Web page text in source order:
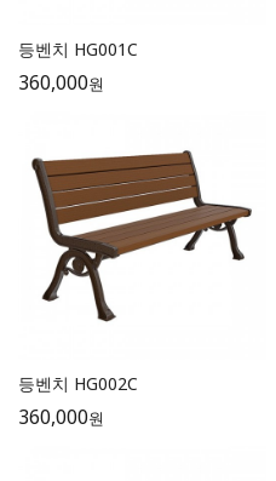
등벤치 HG001C
360,000원
등벤치 HG002C
360,000원